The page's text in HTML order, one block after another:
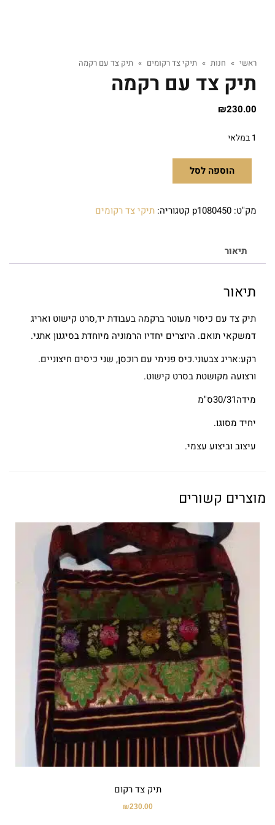
ראשי » חנות » תיקי צד רקומים » תיק צד עם רקמה
תיק צד עם רקמה
₪230.00
1 במלאי
הוספה לסל
מק"ט: p1080450 קטגוריה: תיקי צד רקומים
תיאור
תיאור
תיק צד עם כיסוי מעוטר ברקמה בעבודת יד,סרט קישוט ואריג
דמשקאי תואם. היוצרים יחדיו הרמוניה מיוחדת בסיגנון אתני.
רקע:אריג צבעוני.כיס פנימי עם רוכסן, שני כיסים חיצוניים.
ורצועה מקושטת בסרט קישוט.
מידה30/31ס"מ
יחיד מסוגו.
עיצוב וביצוע עצמי.
מוצרים קשורים
תיק צד רקום
₪230.00